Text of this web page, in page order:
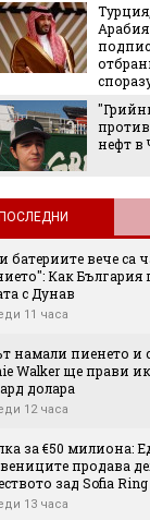
нефт в
батериите вече са
Как България
с Дунав
11 часа
намали пиенето и
Walker ще прави
долара
12 часа
за €50 милиона:
продава
зад Sofia Ring
13 часа